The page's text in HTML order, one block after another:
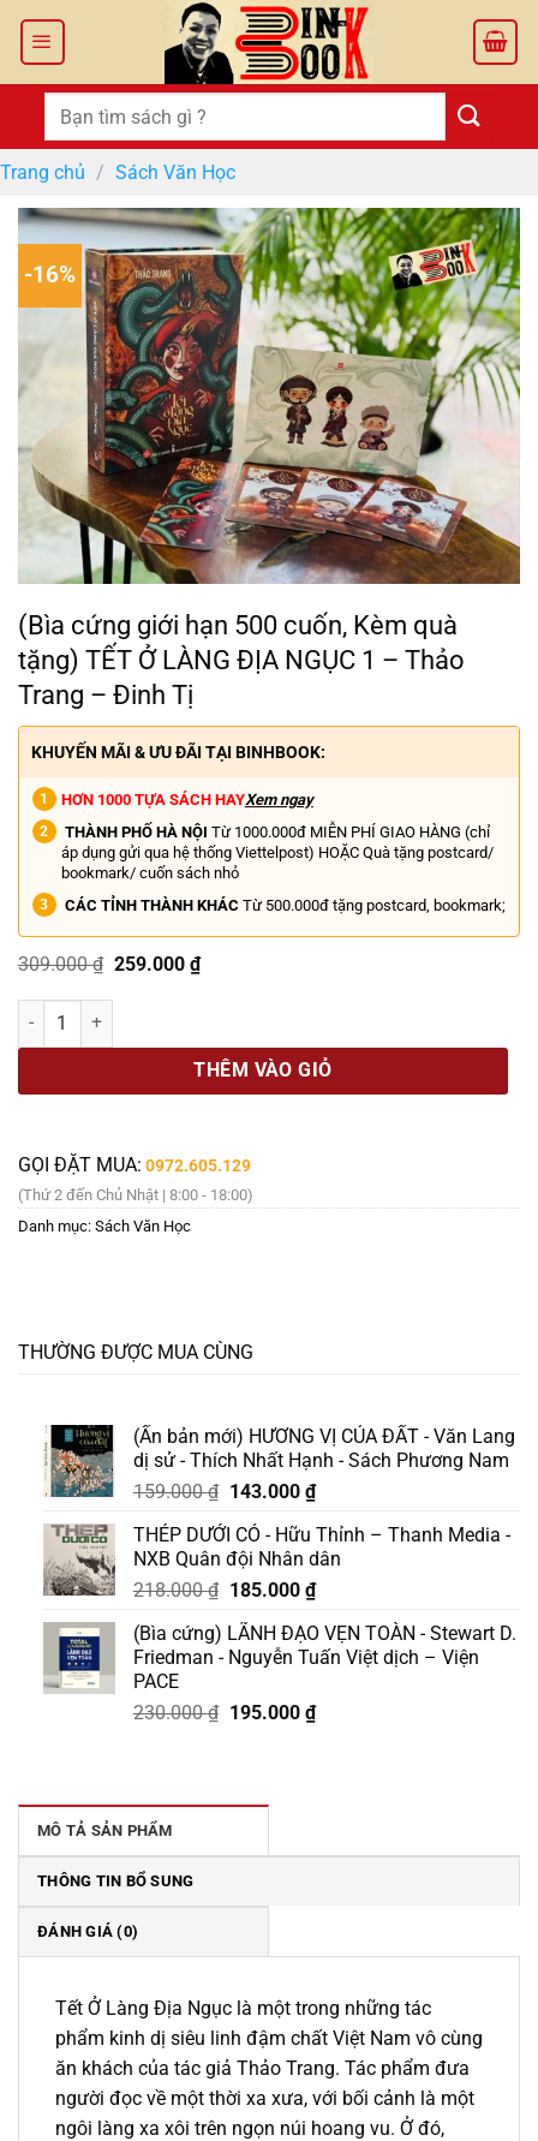
Tìm
kiếm:
Trang chủ / Sách Văn Học
-16%
(Bìa cứng giới hạn 500 cuốn, Kèm quà
tặng) TẾT Ở LÀNG ĐỊA NGỤC 1 – Thảo
Trang – Đinh Tị
KHUYẾN MÃI & ƯU ĐÃI TẠI BINHBOOK:
HƠN 1000 TỰA SÁCH HAYXem ngay
THÀNH PHỐ HÀ NỘI Từ 1000.000đ MIỄN PHÍ GIAO HÀNG (chỉ
áp dụng gửi qua hệ thống Viettelpost) HOẶC Quà tặng postcard/
bookmark/ cuốn sách nhỏ
CÁC TỈNH THÀNH KHÁC Từ 500.000đ tặng postcard, bookmark;
309.000₫ Giá
là:
259.000 ₫Giá
hiện
(Bìa cứng giới hạn 500 cuốn, Kèm quà tặng) TẾT Ở LÀNG ĐỊA
THÊM VÀO GIỎ
GỌI ĐẶT MUA: 0972.605.129
(Thứ 2 đến Chủ Nhật | 8:00 - 18:00)
Danh mục: Sách Văn Học
THƯỜNG ĐƯỢC MUA CÙNG
(Ấn bản mới) HƯƠNG VỊ CỦA ĐẤT - Văn Lang
dị sử - Thích Nhất Hạnh - Sách Phương Nam
159.000₫ Giá
là:
159.000 ₫.
143.000 ₫Giá
tại
là:
143.000 ₫.
THÉP DƯỚI CỎ - Hữu Thỉnh – Thanh Media -
NXB Quân đội Nhân dân
218.000₫ Giá
là:
218.000 ₫.
185.000 ₫Giá
tại
là:
(Bìa cứng) LÃNH ĐẠO VẸN TOÀN - Stewart D.
Friedman - Nguyễn Tuấn Việt dịch – Viện
PACE
230.000₫ Giá
195.000 ₫Giá
MÔ TẢ SẢN PHẨM
THÔNG TIN BỔ SUNG
ĐÁNH GIÁ (0)
Tết Ở Làng Địa Ngục là một trong những tác
phẩm kinh dị siêu linh đậm chất Việt Nam vô cùng
ăn khách của tác giả Thảo Trang. Tác phẩm đưa
người đọc về một thời xa xưa, với bối cảnh là một
ngôi làng xa xôi trên ngọn núi hoang vu. Ở đó,